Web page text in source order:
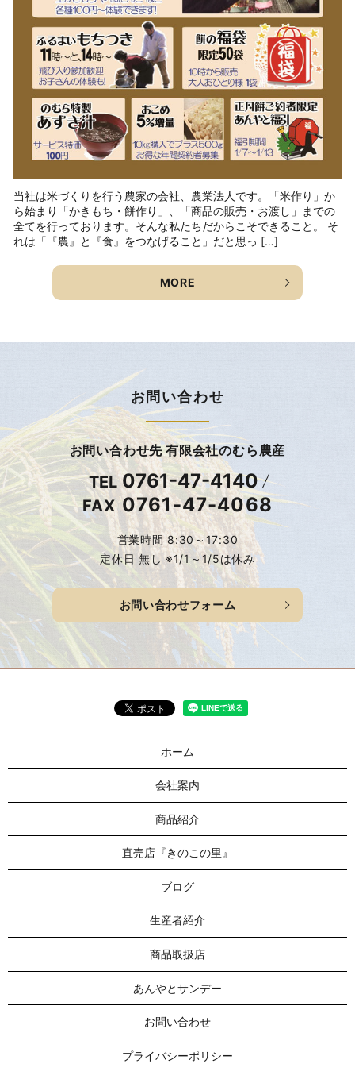
当社は米づくりを行う農家の会社、農業法人です。「米作り」か
ら始まり「かきもち・餅作り」、「商品の販売・お渡し」までの
全てを行っております。そんな私たちだからこそできること。 そ
れは「『農』と『食』をつなげること」だと思っ […]
MORE
お問い合わせ
お問い合わせ先 有限会社のむら農産
TEL 0761-47-4140
FAX0761-47-4068
営業時間 8:30～17:30
定休日 無し ※1/1～1/5は休み
お問い合わせフォーム
ホーム
会社案内
商品紹介
直売店『きのこの里』
ブログ
生産者紹介
商品取扱店
あんやとサンデー
お問い合わせ
プライバシーポリシー